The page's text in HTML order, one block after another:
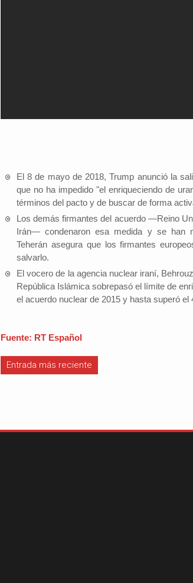
El 8 de mayo de 2018, Trump anunció la
que no ha impedido "el enriqueciendo de
términos del pacto y de buscar de forma
Los demás firmantes del acuerdo —Reino
Irán— condenaron esa medida y se han
Teherán asegura que los firmantes
salvarlo.
El vocero de la agencia nuclear iraní,
República Islámica sobrepasó el límite de
el acuerdo nuclear de 2015 y hasta superó el
Fuente: RT Español
Entrada más reciente